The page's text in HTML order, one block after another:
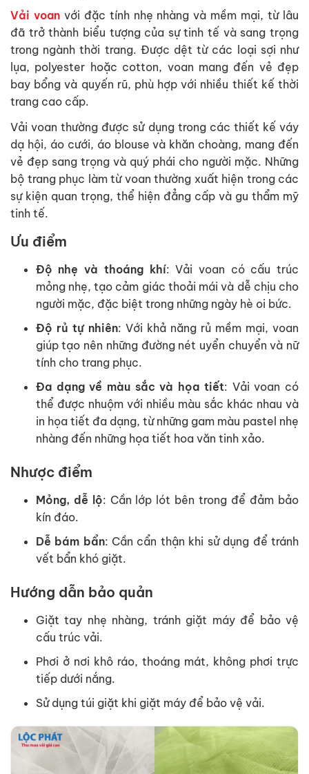
Vải voanvới đặc tính nhẹ nhàng và mềm mại, từ lâu
đã trở thành biểu tượng của sự tinh tế và sang trọng
trong ngành thời trang. Được dệt từ các loại sợi như
lụa, polyester hoặc cotton, voan mang đến vẻ đẹp
bay bổng và quyến rũ, phù hợp với nhiều thiết kế thời
trang cao cấp.
Vải voan thường được sử dụng trong các thiết kế váy
dạ hội, áo cưới, áo blouse và khăn choàng, mang đến
vẻ đẹp sang trọng và quý phái cho người mặc. Những
bộ trang phục làm từ voan thường xuất hiện trong các
sự kiện quan trọng, thể hiện đẳng cấp và gu thẩm mỹ
tinh tế.
Ưu điểm
Độ nhẹ và thoáng khí: Vải voan có cấu trúc
mỏng nhẹ, tạo cảm giác thoải mái và dễ chịu cho
người mặc, đặc biệt trong những ngày hè oi bức.
Độ rủ tự nhiên: Với khả năng rủ mềm mại, voan
giúp tạo nên những đường nét uyển chuyển và nữ
tính cho trang phục.
Đa dạng về màu sắc và họa tiết: Vải voan có
thể được nhuộm với nhiều màu sắc khác nhau và
in họa tiết đa dạng, từ những gam màu pastel nhẹ
nhàng đến những họa tiết hoa văn tinh xảo.
Nhược điểm
Mỏng, dễ lộ: Cần lớp lót bên trong để đảm bảo
kín đáo.
Dễ bám bẩn: Cần cẩn thận khi sử dụng để tránh
vết bẩn khó giặt.
Hướng dẫn bảo quản
Giặt tay nhẹ nhàng, tránh giặt máy để bảo vệ
cấu trúc vải.
Phơi ở nơi khô ráo, thoáng mát, không phơi trực
tiếp dưới nắng.
Sử dụng túi giặt khi giặt máy để bảo vệ vải.